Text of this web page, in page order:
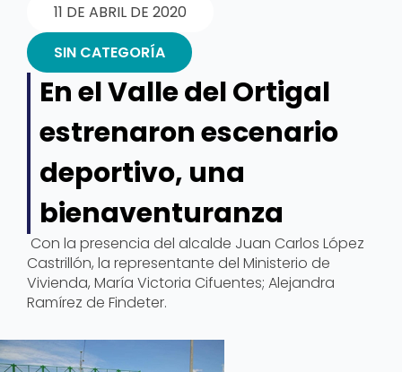
11 DE ABRIL DE 2020
SIN CATEGORÍA
En el Valle del Ortigal
estrenaron escenario
deportivo, una
bienaventuranza
Con la presencia del alcalde Juan Carlos López
Castrillón, la representante del Ministerio de
Vivienda, María Victoria Cifuentes; Alejandra
Ramírez de Findeter.